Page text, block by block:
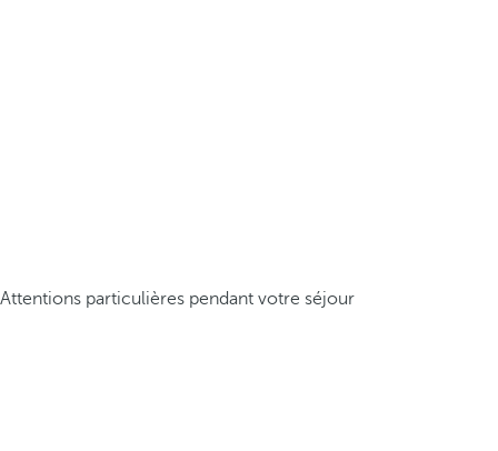
Attentions particulières pendant votre séjour